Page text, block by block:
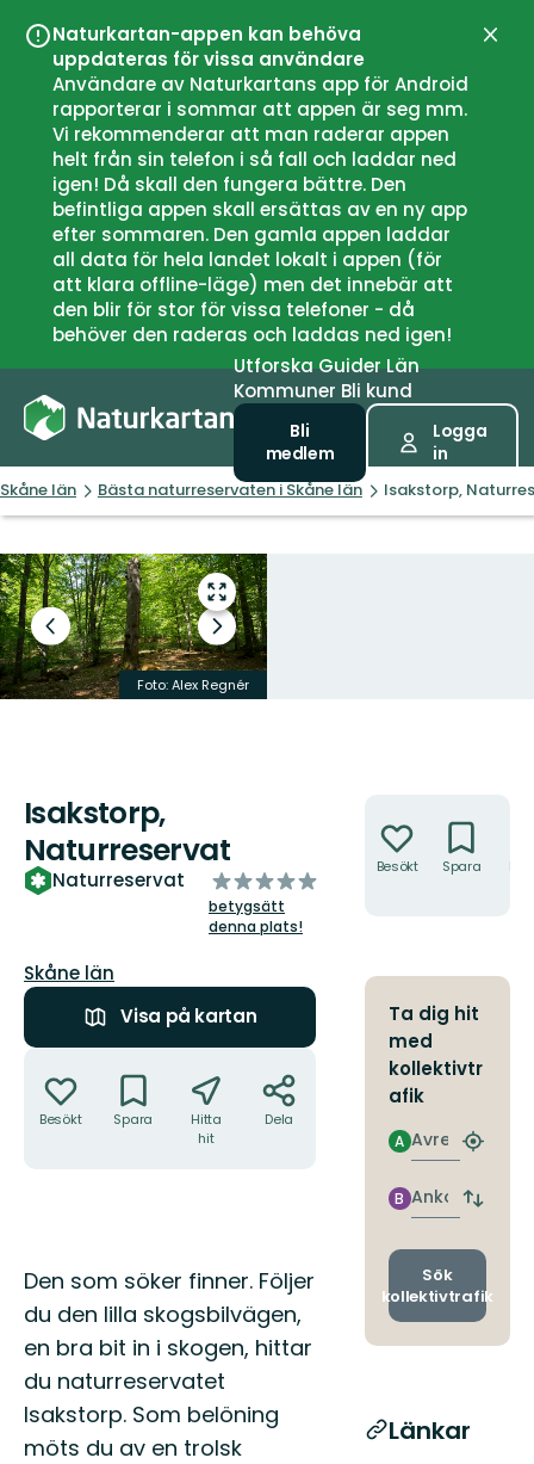
Naturkartan-appen kan behöva
uppdateras för vissa användare
Användare av Naturkartans app för Android
rapporterar i sommar att appen är seg mm.
Vi rekommenderar att man raderar appen
helt från sin telefon i så fall och laddar ned
igen! Då skall den fungera bättre. Den
befintliga appen skall ersättas av en ny app
efter sommaren. Den gamla appen laddar
all data för hela landet lokalt i appen (för
att klara offline-läge) men det innebär att
den blir för stor för vissa telefoner - då
behöver den raderas och laddas ned igen!
UtforskaGuiderLän
Kommuner Bli kund
Bli
medlem
Logga
in
Skåne län Bästa naturreservaten i Skåne län Isakstorp,
Gå
till
helskärmsläge
Föregående
bild
Nästa
bildspel
Foto: Alex Regnér
Isakstorp,
Naturreservat
Naturreservat
av
5
stjärnor
betygsätt
denna plats!
Län:
Skåne län
Visa på kartan
Besökt Spara
Hitta
hit
Dela
Beskrivning
Den som söker finner. Följer
du den lilla skogsbilvägen,
en bra bit in i skogen, hittar
du naturreservatet
Isakstorp. Som belöning
möts du av en trolsk
Besökt Spara
Ta dig hit
med
kollektivtr
afik
Avresa
A
Hitta
Ankomst
B
Byt
och
Sök
kollektivtrafik
Länkar